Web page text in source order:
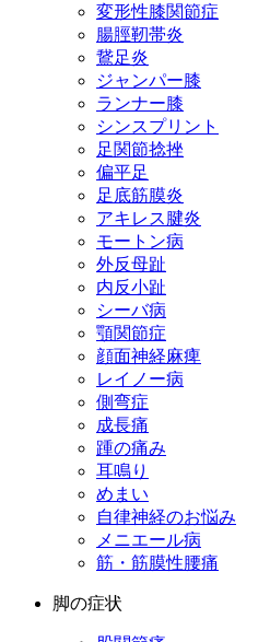
変形性膝関節症
腸脛靭帯炎
鵞足炎
ジャンパー膝
ランナー膝
シンスプリント
足関節捻挫
偏平足
足底筋膜炎
アキレス腱炎
モートン病
外反母趾
内反小趾
シーバ病
顎関節症
顔面神経麻痺
レイノー病
側弯症
成長痛
踵の痛み
耳鳴り
めまい
自律神経のお悩み
メニエール病
筋・筋膜性腰痛
脚の症状